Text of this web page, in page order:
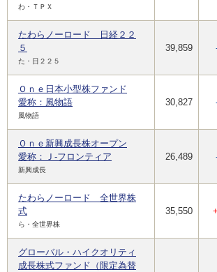
わ・ＴＰＸ
たわらノーロード 日経２２
５
た・日２２５
39,859
Ｏｎｅ日本小型株ファンド
愛称：風物語
風物語
30,827
Ｏｎｅ新興成長株オープン
愛称：Ｊ-フロンティア
新興成長
26,489
たわらノーロード 全世界株
式
ら・全世界株
35,550
グローバル・ハイクオリティ
成長株式ファンド（限定為替